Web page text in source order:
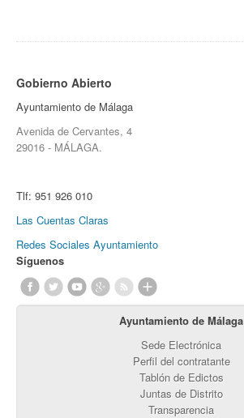
Gobierno Abierto
Ayuntamiento de Málaga
Avenida de Cervantes, 4
29016 - MÁLAGA.
Tlf: 951 926 010
Las Cuentas Claras
Redes Sociales Ayuntamiento
Síguenos
Ayuntamiento de Málaga
Sede Electrónica
Perfil del contratante
Tablón de Edictos
Juntas de Distrito
Transparencia